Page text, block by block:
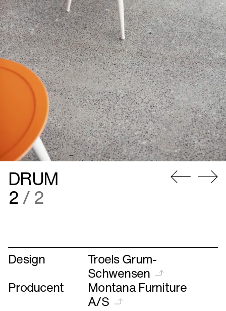
DRUM
1/ 2
Design Troels Grum-
Schwensen
Producent Montana Furniture
A/S